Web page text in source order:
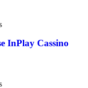
InPlay Cassino